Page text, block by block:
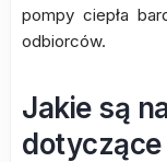
pompy ciepła
odbiorców.
Jakie są
dotyczące